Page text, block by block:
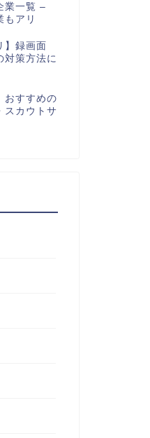
業一覧 –
もアリ
】録画面
対策方法に
おすすめの
スカウトサ